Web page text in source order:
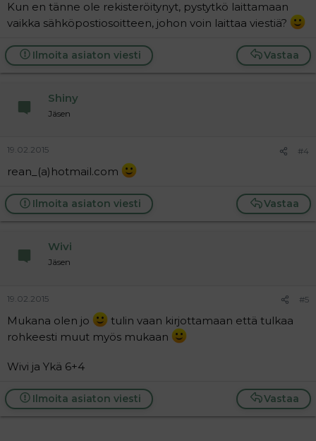
Kun en tänne ole rekisteröitynyt, pystytkö laittamaan
vaikka sähköpostiosoitteen, johon voin laittaa viestiä?
Vastaa
Ilmoita asiaton viesti
Shiny
Jäsen
19.02.2015 #4
rean_(a)hotmail.com
Vastaa
Ilmoita asiaton viesti
Wivi
Jäsen
19.02.2015 #5
Mukana olen jo
tulin vaan kirjottamaan että tulkaa
rohkeesti muut myös mukaan
Wivi ja Ykä 6+4
Vastaa
Ilmoita asiaton viesti